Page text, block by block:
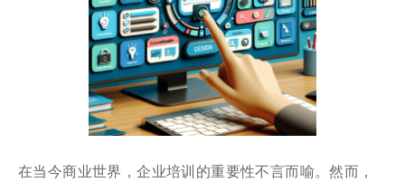
在当今商业世界，企业培训的重要性不言而喻。然而，